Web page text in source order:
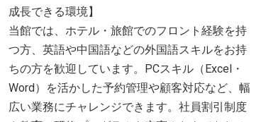
成長できる環境】
当館では、ホテル・旅館でのフロント経験を持
つ方、英語や中国語などの外国語スキルをお持
ちの方を歓迎しています。PCスキル（Excel・
Word）を活かした予約管理や顧客対応など、幅
広い業務にチャレンジできます。社員割引制度